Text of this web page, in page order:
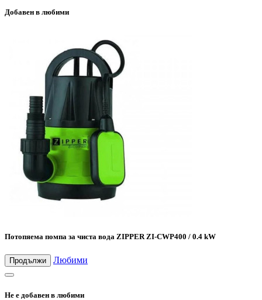
Добавен в любими
Потопяема помпа за чиста вода ZIPPER ZI-CWP400 / 0.4 kW
Продължи Любими
Не е добавен в любими